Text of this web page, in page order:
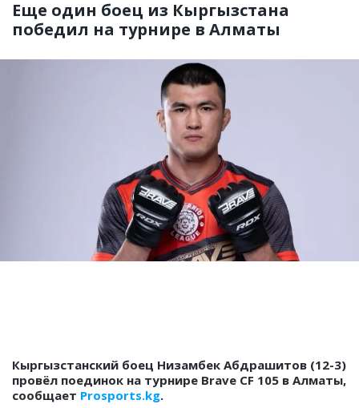
Еще один боец из Кыргызстана
победил на турнире в Алматы
Кыргызстанский боец Низамбек Абдрашитов (12-3)
провёл поединок на турнире Brave CF 105 в Алматы,
сообщает Prosports.kg.